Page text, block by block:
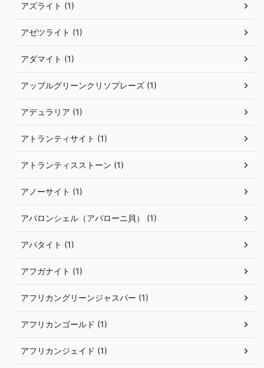
アズライト (1)
アゼツライト (1)
アダマイト (1)
アップルグリーンクリソプレーズ (1)
アデュラリア (1)
アトランティサイト (1)
アトランティスストーン (1)
アノーサイト (1)
アバロンシェル（アバローニ貝） (1)
アパタイト (1)
アフガナイト (1)
アフリカングリーンジャスパー (1)
アフリカンゴールド (1)
アフリカンジェイド (1)